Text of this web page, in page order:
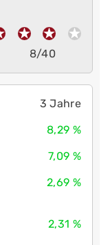
8/40
3 Jahre
8,29 %
7,09 %
2,69 %
2,31 %